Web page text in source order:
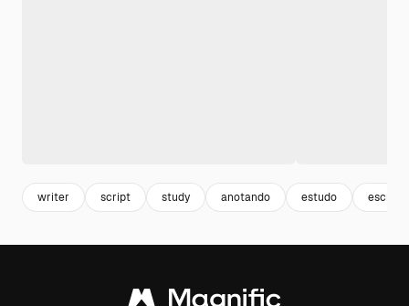
writer script study anotando estudo escrita